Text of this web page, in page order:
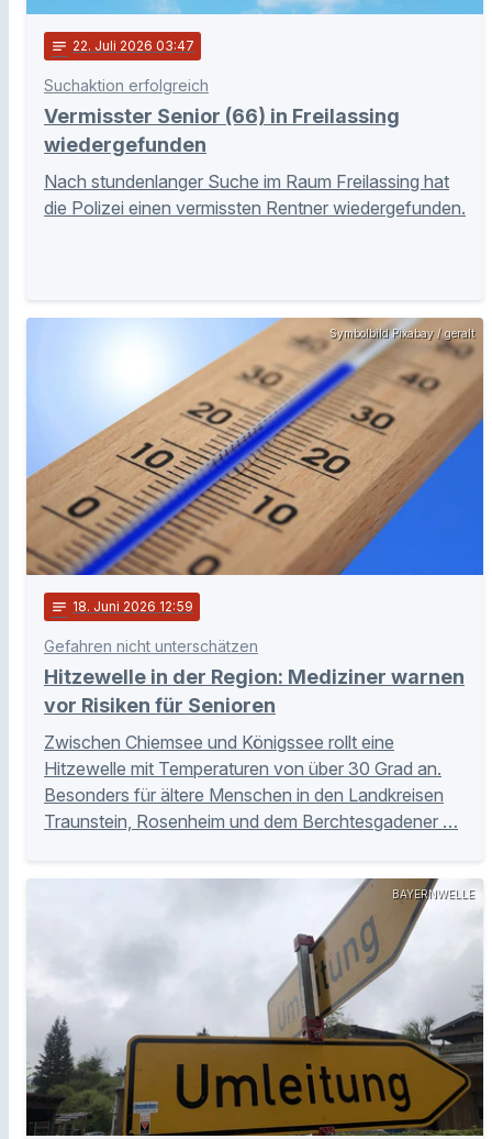
notes 22. Juli 2026 03:47
Suchaktion erfolgreich
Vermisster Senior (66) in Freilassing
wiedergefunden
Nach stundenlanger Suche im Raum Freilassing hat
die Polizei einen vermissten Rentner wiedergefunden.
Symbolbild Pixabay / geralt
notes 18. Juni 2026 12:59
Gefahren nicht unterschätzen
Hitzewelle in der Region: Mediziner warnen
vor Risiken für Senioren
Zwischen Chiemsee und Königssee rollt eine
Hitzewelle mit Temperaturen von über 30 Grad an.
Besonders für ältere Menschen in den Landkreisen
Traunstein, Rosenheim und dem Berchtesgadener …
BAYERNWELLE